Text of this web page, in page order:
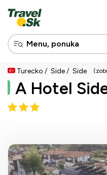
Turecko Side Side
A Hotel